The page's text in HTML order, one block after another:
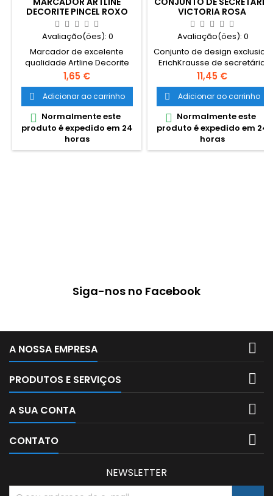
DECORITE PINCEL ROXO
FLUORESCENTE
Avaliação(ões): 0
Marcador de excelente
qualidade Artline Decorite
Pincel Roxo fluorescente.
Marcador com ponta tipo
pincel, adequado para
utilizar em múltiplas
superfícies. Excelente
desempenho para uso em
trabalhos de decoração,
para colorir e também na
Preço
1,65 €
 Adicionar ao carrinho
 Normalmente este
produto é expedido em 24
horas
VICTORIA ROSA
Avaliação(ões): 0
Conjunto de design exclusico
ErichKrausse de secretária
Victoria Comnstituido por um
suporte de secretária com 9
divisórias, quatro
esferográficas de cores
diferentes, uma tesoura, uma
régua e um lápis.
Preço
11,45 €
 Adicionar ao carrinho
 Normalmente este
produto é expedido em 24
horas
Siga-nos no Facebook
A NOSSA EMPRESA 
PRODUTOS E SERVIÇOS 
A SUA CONTA 
CONTATO 
NEWSLETTER